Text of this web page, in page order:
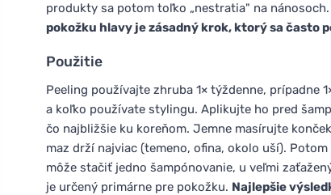
produkty sa potom toľko „nestratia" na nánosoch.
pokožku hlavy je zásadný krok, ktorý sa často
Použitie
Peeling používajte zhruba 1× týždenne, prípadne
a koľko používate stylingu. Aplikujte ho pred
čo najbližšie ku koreňom. Jemne masírujte
maz drží najviac (temeno, ofina, okolo uší).
môže stačiť jedno šampónovanie, u veľmi
je určený primárne pre pokožku. Najlepšie